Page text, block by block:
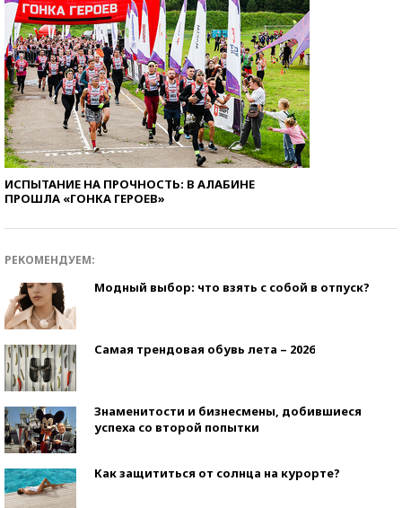
ИСПЫТАНИЕ НА ПРОЧНОСТЬ: В АЛАБИНЕ
ПРОШЛА «ГОНКА ГЕРОЕВ»
РЕКОМЕНДУЕМ:
Модный выбор: что взять с собой в отпуск?
Самая трендовая обувь лета – 2026
Знаменитости и бизнесмены, добившиеся
успеха со второй попытки
Как защититься от солнца на курорте?